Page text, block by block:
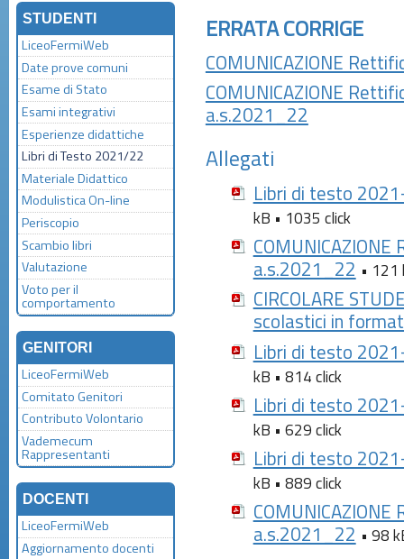
STUDENTI
LiceoFermiWeb
Date prove comuni
Esame di Stato
Esami integrativi
Esperienze didattiche
Libri di Testo 2021/22
Materiale Didattico
Modulistica On-line
Periscopio
Scambio libri
Valutazione
Voto per il
comportamento
GENITORI
LiceoFermiWeb
Comitato Genitori
Contributo Volontario
Vademecum
Rappresentanti
DOCENTI
LiceoFermiWeb
Aggiornamento docenti
ERRATA CORRIGE
COMUNICAZIONE
COMUNICAZIONE
a.s.2021_22
Allegati
Libri di testo
kB • 1035 click
a.s.2021_22 • 121
CIRCOLARE
scolastici in
Libri di testo
kB • 814 click
Libri di testo
kB • 629 click
Libri di testo
kB • 889 click
a.s.2021_22 • 98